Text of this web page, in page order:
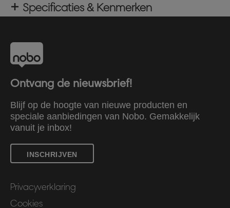
Specificaties & Kenmerken
Ontvang de nieuwsbrief!
Blijf op de hoogte van nieuwe producten en
speciale aanbiedingen van Nobo. Gemakkelijk
vanuit je inbox!
INSCHRIJVEN
Privacyverklaring
Cookies